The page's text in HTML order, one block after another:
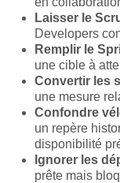
Laisser le
Developers
Remplir le
une cible à
Convertir les
une mesure
Confondre
un repère
disponibilité
Ignorer les
prête mais